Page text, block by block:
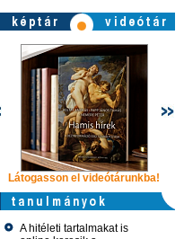
Látogasson el videótárunkba!
A hitéleti tartalmakat is